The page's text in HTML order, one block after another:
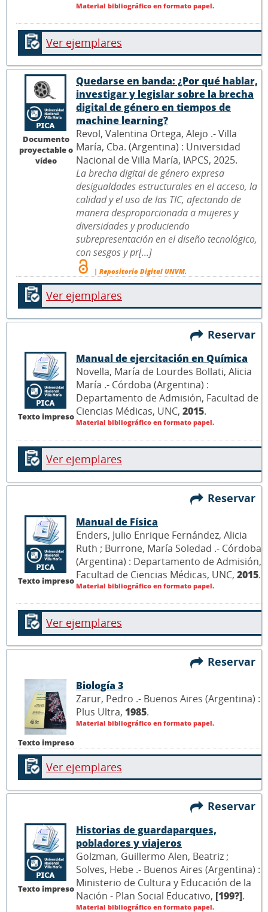
Material bibliográfico en formato papel.
Ver ejemplares
Documento
proyectable o
vídeo
Quedarse en banda: ¿Por qué hablar,
investigar y legislar sobre la brecha
digital de género en tiempos de
machine learning?
Revol, Valentina Ortega, Alejo .- Villa
María, Cba. (Argentina) : Universidad
Nacional de Villa María, IAPCS, 2025.
La brecha digital de género expresa
desigualdades estructurales en el acceso, la
calidad y el uso de las TIC, afectando de
manera desproporcionada a mujeres y
diversidades y produciendo
subrepresentación en el diseño tecnológico,
con sesgos y pr[...]
| Repositorio Digital UNVM.
Ver ejemplares
Reservar
Texto impreso
Manual de ejercitación en Química
Novella, María de Lourdes Bollati, Alicia
María .- Córdoba (Argentina) :
Departamento de Admisión, Facultad de
Ciencias Médicas, UNC, 2015.
Material bibliográfico en formato papel.
Ver ejemplares
Reservar
Texto impreso
Manual de Física
Enders, Julio Enrique Fernández, Alicia
Ruth ; Burrone, María Soledad .- Córdoba
(Argentina) : Departamento de Admisión,
Facultad de Ciencias Médicas, UNC, 2015.
Material bibliográfico en formato papel.
Ver ejemplares
Reservar
Texto impreso
Biología 3
Zarur, Pedro .- Buenos Aires (Argentina) :
Plus Ultra, 1985.
Material bibliográfico en formato papel.
Ver ejemplares
Reservar
Texto impreso
Historias de guardaparques,
pobladores y viajeros
Golzman, Guillermo Alen, Beatriz ;
Solves, Hebe .- Buenos Aires (Argentina) :
Ministerio de Cultura y Educación de la
Nación - Plan Social Educativo, [199?].
Material bibliográfico en formato papel.